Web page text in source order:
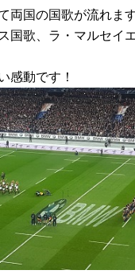
両国の国歌が流れます
国歌、ラ・マルセイ
感動です！